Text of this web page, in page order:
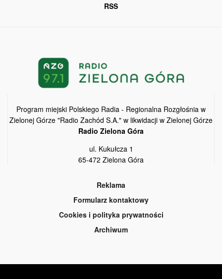
RSS
Program miejski Polskiego Radia - Regionalna Rozgłośnia w
Zielonej Górze "Radio Zachód S.A." w likwidacji w Zielonej Górze
Radio Zielona Góra
ul. Kukułcza 1
65-472 Zielona Góra
Reklama
Formularz kontaktowy
Cookies i polityka prywatności
Archiwum